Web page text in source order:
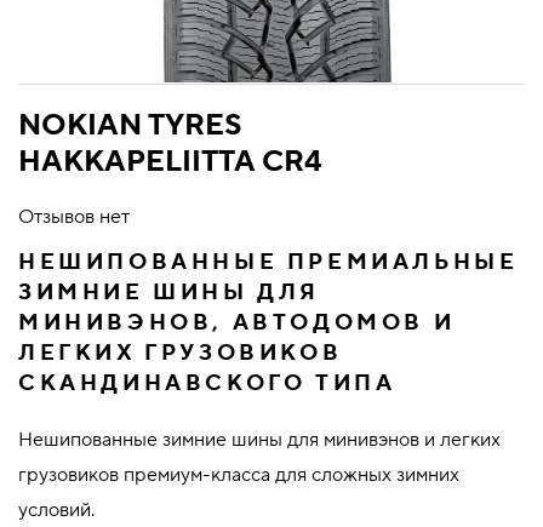
NOKIAN TYRES
HAKKAPELIITTA CR4
Отзывов нет
НЕШИПОВАННЫЕ ПРЕМИАЛЬНЫЕ
ЗИМНИЕ ШИНЫ ДЛЯ
МИНИВЭНОВ, АВТОДОМОВ И
ЛЕГКИХ ГРУЗОВИКОВ
СКАНДИНАВСКОГО ТИПА
Нешипованные зимние шины для минивэнов и легких
грузовиков премиум-класса для сложных зимних
условий.